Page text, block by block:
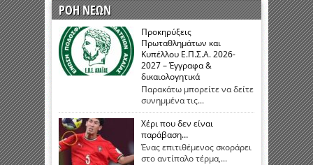
ΡΟΗ ΝΕΩΝ
Προκηρύξεις
Πρωταθλημάτων και
Κυπέλλου Ε.Π.Σ.Α. 2026-
2027 – Έγγραφα &
δικαιολογητικά
Παρακάτω μπορείτε να δείτε
συνημμένα τις...
Χέρι που δεν είναι
παράβαση…
Ένας επιτιθέμενος σκοράρει
στο αντίπαλο τέρμα,...